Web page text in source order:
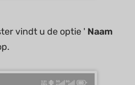
vindt u de optie ' Naam